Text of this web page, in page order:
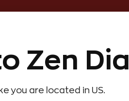
Zen
you are located in US.
Hediye Önerileri Evlilik Teklifi